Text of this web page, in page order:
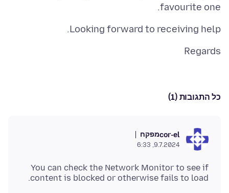
favourite one.
Looking forward to receiving help.
Regards
כל התגובות (1)
cor-elמפקח
9.7.2024, 6:33
You can check the Network Monitor to see if
content is blocked or otherwise fails to load.